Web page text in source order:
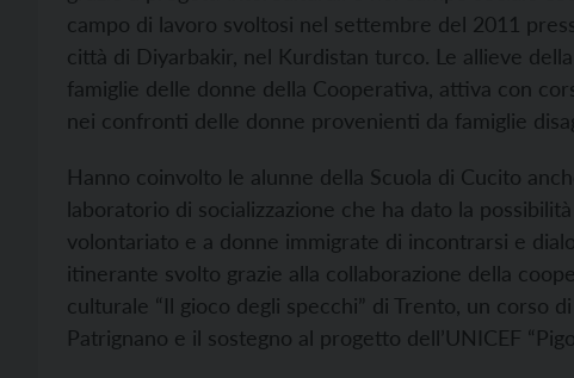
campo di lavoro svoltosi nel settembre del 2011
città di Diyarbakir, nel Kurdistan turco. Le allieve
famiglie delle donne della Cooperativa, attiva con
nei confronti delle donne provenienti da famiglie
Hanno coinvolto le alunne della Scuola di Cucito
laboratorio di socializzazione che ha dato la
volontariato e a donne immigrate di incontrarsi e
itinerante svolto grazie alla collaborazione della
culturale “Il gioco degli specchi” di Trento, un corso
Patrignano e il sostegno al progetto dell’UNICEF